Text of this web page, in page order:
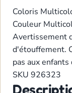
Coloris
Couleur
Avertissement
d'étouffement.
pas aux
SKU 926323